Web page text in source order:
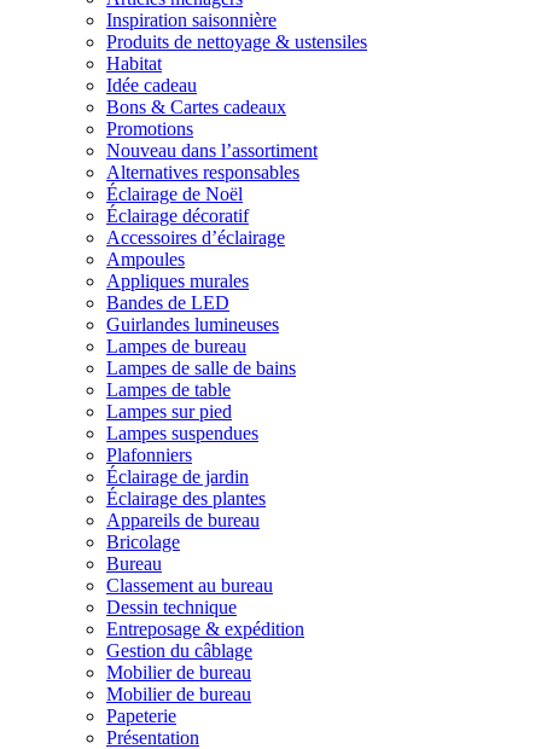
Inspiration saisonnière
Produits de nettoyage & ustensiles
Habitat
Idée cadeau
Bons & Cartes cadeaux
Promotions
Nouveau dans l’assortiment
Alternatives responsables
Éclairage de Noël
Éclairage décoratif
Accessoires d’éclairage
Ampoules
Appliques murales
Bandes de LED
Guirlandes lumineuses
Lampes de bureau
Lampes de salle de bains
Lampes de table
Lampes sur pied
Lampes suspendues
Plafonniers
Éclairage de jardin
Éclairage des plantes
Appareils de bureau
Bricolage
Bureau
Classement au bureau
Dessin technique
Entreposage & expédition
Gestion du câblage
Mobilier de bureau
Mobilier de bureau
Papeterie
Présentation